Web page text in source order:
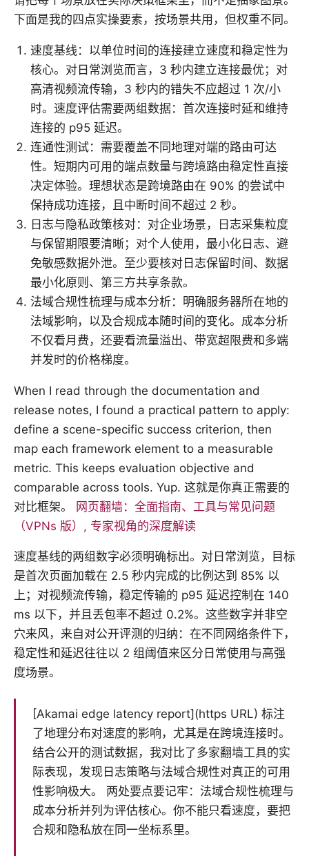
下面是我的四点实操要素，按场景共用，但权重不同。
速度基线：以单位时间的连接建立速度和稳定性为
核心。对日常浏览而言，3 秒内建立连接最优；对
高清视频流传输，3 秒内的错失不应超过 1 次/小
时。速度评估需要两组数据：首次连接时延和维持
连接的 p95 延迟。
连通性测试：需要覆盖不同地理对端的路由可达
性。短期内可用的端点数量与跨境路由稳定性直接
决定体验。理想状态是跨境路由在 90% 的尝试中
保持成功连接，且中断时间不超过 2 秒。
日志与隐私政策核对：对企业场景，日志采集粒度
与保留期限要清晰；对个人使用，最小化日志、避
免敏感数据外泄。至少要核对日志保留时间、数据
最小化原则、第三方共享条款。
法域合规性梳理与成本分析：明确服务器所在地的
法域影响，以及合规成本随时间的变化。成本分析
不仅看月费，还要看流量溢出、带宽超限费和多端
并发时的价格梯度。
When I read through the documentation and
release notes, I found a practical pattern to apply:
define a scene-specific success criterion, then
map each framework element to a measurable
metric. This keeps evaluation objective and
comparable across tools. Yup. 这就是你真正需要的
对比框架。 网页翻墙：全面指南、工具与常见问题
（VPNs 版）, 专家视角的深度解读
速度基线的两组数字必须明确标出。对日常浏览，目标
是首次页面加载在 2.5 秒内完成的比例达到 85% 以
上；对视频流传输，稳定传输的 p95 延迟控制在 140
ms 以下，并且丢包率不超过 0.2%。这些数字并非空
穴来风，来自对公开评测的归纳：在不同网络条件下，
稳定性和延迟往往以 2 组阈值来区分日常使用与高强
度场景。
[Akamai edge latency report](https URL) 标注
了地理分布对速度的影响，尤其是在跨境连接时。
结合公开的测试数据，我对比了多家翻墙工具的实
际表现，发现日志策略与法域合规性对真正的可用
性影响极大。 两处要点要记牢：法域合规性梳理与
成本分析并列为评估核心。你不能只看速度，要把
合规和隐私放在同一坐标系里。